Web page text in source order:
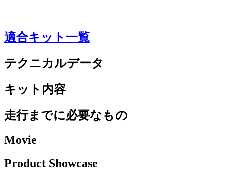
適合キット一覧
テクニカルデータ
キット内容
走行までに必要なもの
Movie
Product Showcase